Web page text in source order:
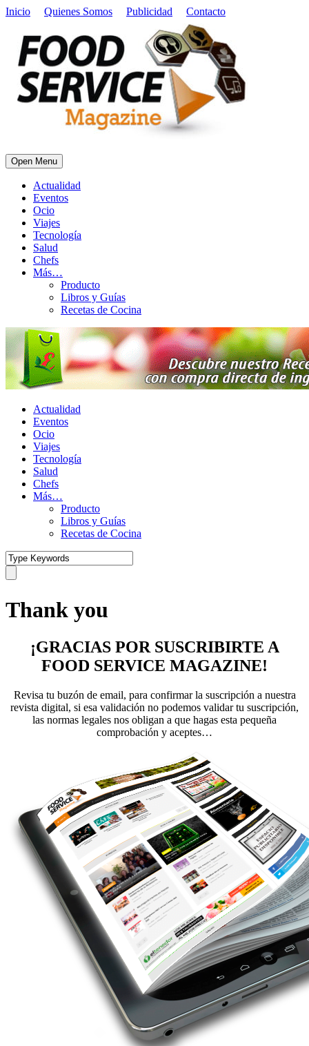
Inicio Quienes Somos Publicidad Contacto
Open Menu
Actualidad
Eventos
Ocio
Viajes
Tecnología
Salud
Chefs
Más…
Producto
Libros y Guías
Recetas de Cocina
Actualidad
Eventos
Ocio
Viajes
Tecnología
Salud
Chefs
Más…
Producto
Libros y Guías
Recetas de Cocina
Thank you
¡GRACIAS POR SUSCRIBIRTE A
FOOD SERVICE MAGAZINE!
Revisa tu buzón de email, para confirmar la suscripción a nuestra
revista digital, si esa validación no podemos validar tu suscripción,
las normas legales nos obligan a que hagas esta pequeña
comprobación y aceptes…